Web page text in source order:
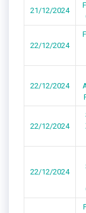
21/12/2024
22/12/2024
22/12/2024
22/12/2024
22/12/2024